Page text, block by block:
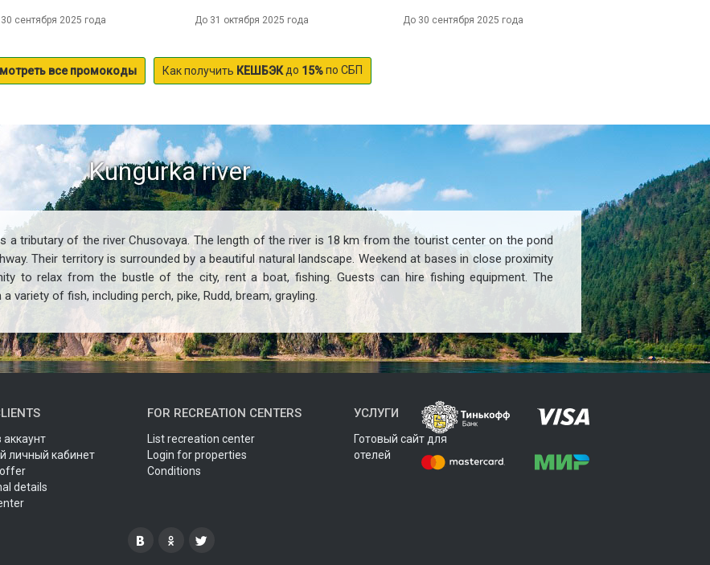
сентября 2025 года До 31 октября 2025 года До 30 сентября 2025 года
все промокоды Как получить КЕШБЭКдо 15%по СБП
Kungurka river
a tributary of the river Chusovaya. The length of the river is 18 km from the tourist center on the pond
Their territory is surrounded by a beautiful natural landscape. Weekend at bases in close proximity
to relax from the bustle of the city, rent a boat, fishing. Guests can hire fishing equipment. The
variety of fish, including perch, pike, Rudd, bream, grayling.
аккаунт
личный кабинет
offer
details
FOR RECREATION CENTERS
List recreation center
Login for properties
Conditions
УСЛУГИ
Готовый сайт для
отелей